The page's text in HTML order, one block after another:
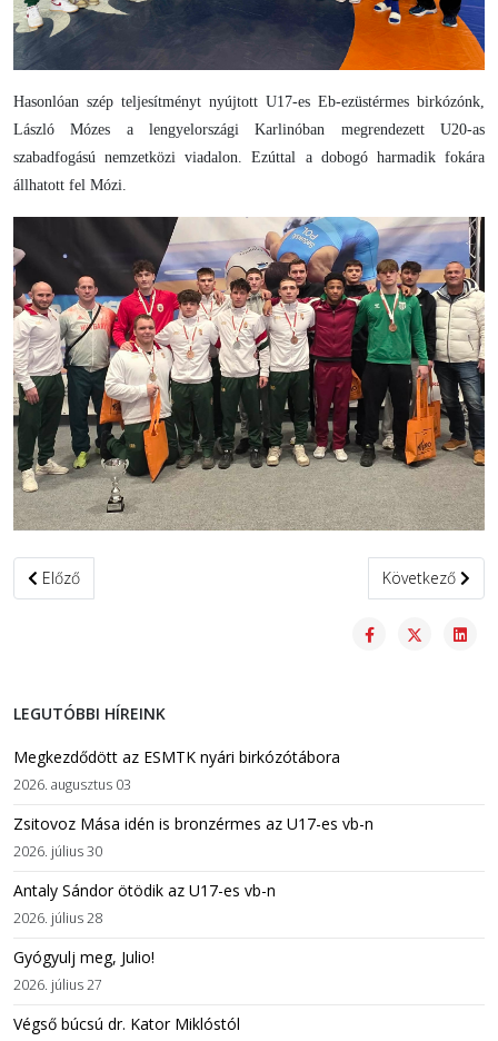
Hasonlóan szép teljesítményt nyújtott U17-es Eb-ezüstérmes birkózónk,
László Mózes a lengyelországi Karlinóban megrendezett U20-as
szabadfogású nemzetközi viadalon. Ezúttal a dobogó harmadik fokára
állhatott fel Mózi.
Előző cikk: Területi bajnokságon és válogatón is versenyeztünk
Előző Következő
Következő
LEGUTÓBBI HÍREINK
Megkezdődött az ESMTK nyári birkózótábora
2026. augusztus 03
Zsitovoz Mása idén is bronzérmes az U17-es vb-n
2026. július 30
Antaly Sándor ötödik az U17-es vb-n
2026. július 28
Gyógyulj meg, Julio!
2026. július 27
Végső búcsú dr. Kator Miklóstól